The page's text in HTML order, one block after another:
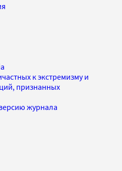
к экстремизму и
признанных
журнала